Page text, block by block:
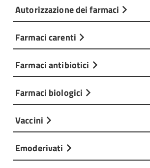
Autorizzazione dei farmaci
Farmaci carenti
Farmaci antibiotici
Farmaci biologici
Vaccini
Emoderivati